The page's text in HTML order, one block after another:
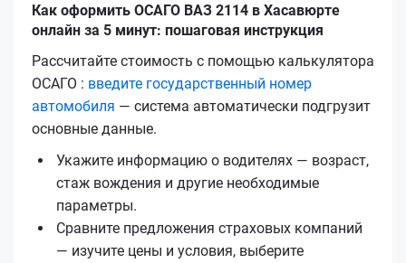
Как оформить ОСАГО ВАЗ 2114 в Хасавюрте
онлайн за 5 минут: пошаговая инструкция
Рассчитайте стоимость с помощью калькулятора
ОСАГО : введите государственный номер
автомобиля — система автоматически подгрузит
основные данные.
Укажите информацию о водителях — возраст,
стаж вождения и другие необходимые
параметры.
Сравните предложения страховых компаний
— изучите цены и условия, выберите